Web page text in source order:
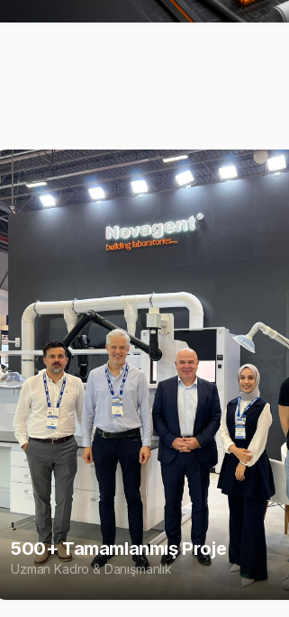
500+ Tamamlanmış Proje
Uzman Kadro & Danışmanlık